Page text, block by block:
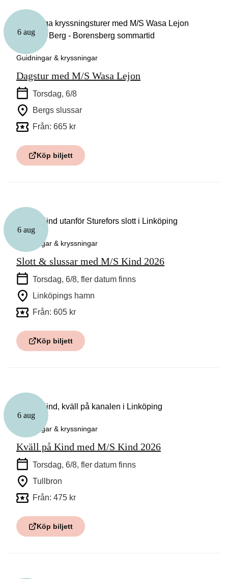
6 aug
Guidningar & kryssningar
Dagstur med M/S Wasa Lejon
Torsdag, 6/8
Bergs slussar
Från: 665 kr
Köp biljett
6 aug
Guidningar & kryssningar
Slott & slussar med M/S Kind 2026
Torsdag, 6/8, fler datum finns
Linköpings hamn
Från: 605 kr
Köp biljett
6 aug
Guidningar & kryssningar
Kväll på Kind med M/S Kind 2026
Torsdag, 6/8, fler datum finns
Tullbron
Från: 475 kr
Köp biljett